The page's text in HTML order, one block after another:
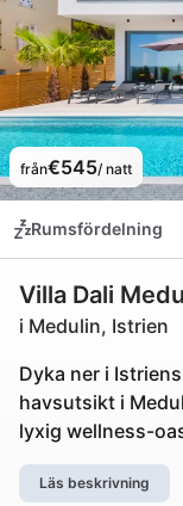
från€545/ natt
Rumsfördelning
Villa Dali
i Medulin, Istrien
Dyka ner i
havsutsikt i
lyxig wellness-
Läs beskrivning